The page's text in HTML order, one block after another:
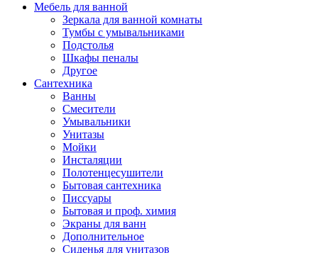
Мебель для ванной
Зеркала для ванной комнаты
Тумбы с умывальниками
Подстолья
Шкафы пеналы
Другое
Сантехника
Ванны
Смесители
Умывальники
Унитазы
Мойки
Инсталяции
Полотенцесушители
Бытовая сантехника
Писсуары
Бытовая и проф. химия
Экраны для ванн
Дополнительное
Сиденья для унитазов